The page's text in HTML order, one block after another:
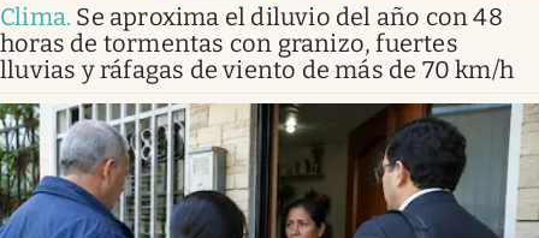
Clima. Se aproxima el diluvio del año con 48
horas de tormentas con granizo, fuertes
lluvias y ráfagas de viento de más de 70 km/h